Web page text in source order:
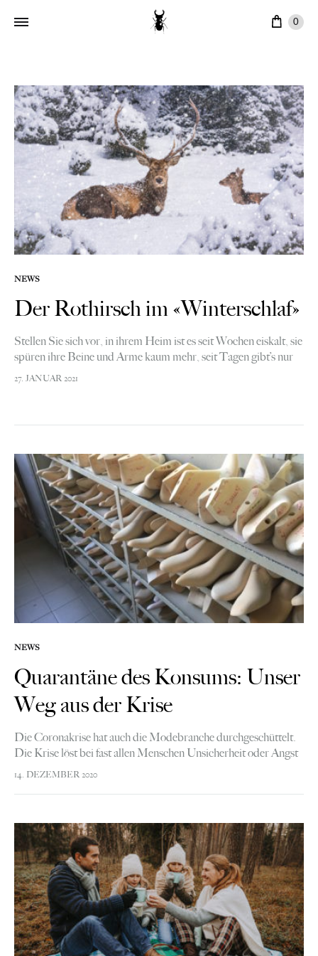
0
NEWS
Der Rothirsch im «Winterschlaf»
Stellen Sie sich vor, in ihrem Heim ist es seit Wochen eiskalt, sie
spüren ihre Beine und Arme kaum mehr, seit Tagen gibt’s nur
noch Dörrbohnen zum Essen und Einbrecher…
27. JANUAR 2021
NEWS
Quarantäne des Konsums: Unser
Weg aus der Krise
Die Coronakrise hat auch die Modebranche durchgeschüttelt.
Die Krise löst bei fast allen Menschen Unsicherheit oder Angst
ein. Pessimismus über die wirtschaftliche Entwicklung ist bei
Verbraucherinnen und Verbrauchern weit verbreitet.…
14. DEZEMBER 2020